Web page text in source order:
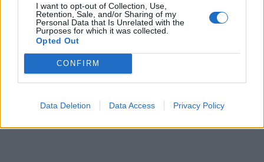
I want to opt-out of Collection, Use,
Retention, Sale, and/or Sharing of my
Personal Data that Is Unrelated with the
Purposes for which it was collected.
Opted Out
CONFIRM
Data Deletion Data Access Privacy Policy